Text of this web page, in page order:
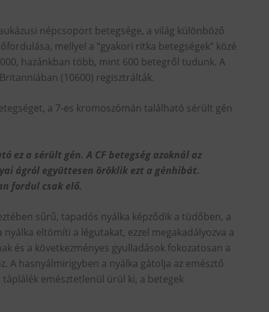
népcsoport betegsége, a világ különböző
mellyel a “gyakori ritka betegségek” közé
hazánkban több, mint 600 betegről tudunk. A
(10600) regisztrálták.
a 7-es kromoszómán található sérült gén
ez a sérült gén. A CF betegség azoknál az
ágról együttesen öröklik ezt a génhibát.
fordul csak elő.
sűrű, tapadós nyálka képződik a tüdőben, a
eltömíti a légutakat, ezzel megakadályozva a
és a következményes gyulladások fokozatosan a
A hasnyálmirigyben a nyálka gátolja az emésztő
emésztetlenül ürül ki, a betegek